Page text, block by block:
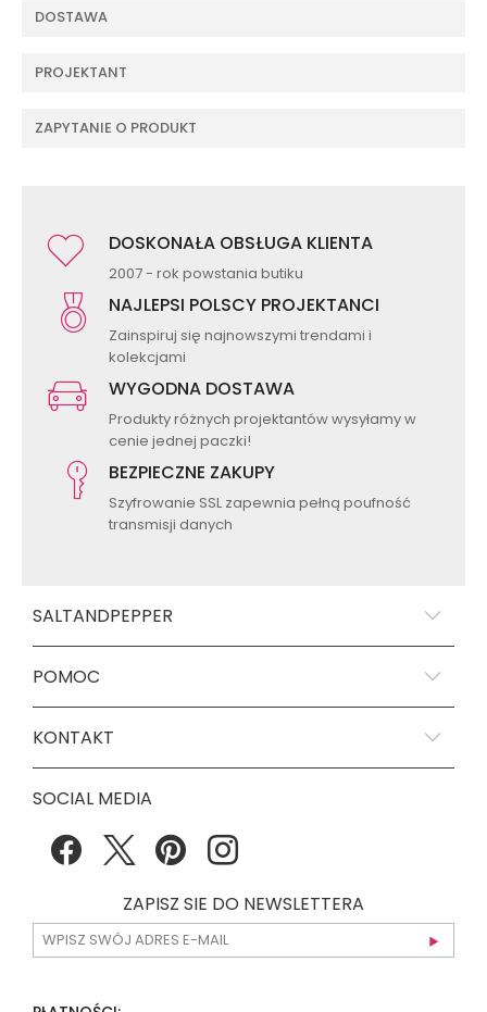
DOSTAWA
PROJEKTANT
ZAPYTANIE O PRODUKT
DOSKONAŁA OBSŁUGA KLIENTA
2007 - rok powstania butiku
NAJLEPSI POLSCY PROJEKTANCI
Zainspiruj się najnowszymi trendami i
kolekcjami
WYGODNA DOSTAWA
Produkty różnych projektantów wysyłamy w
cenie jednej paczki!
BEZPIECZNE ZAKUPY
Szyfrowanie SSL zapewnia pełną poufność
transmisji danych
SALTANDPEPPER
POMOC
KONTAKT
SOCIAL MEDIA
ZAPISZ SIE DO NEWSLETTERA